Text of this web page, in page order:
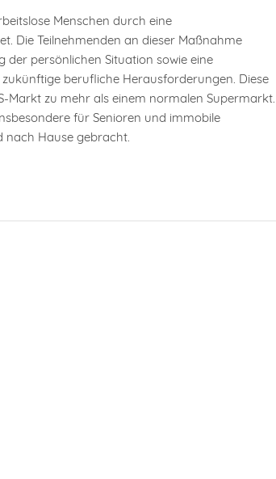
Menschen durch eine
Die Teilnehmenden an dieser Maßnahme
persönlichen Situation sowie eine
berufliche Herausforderungen. Diese
Markt zu mehr als einem normalen Supermarkt.
für Senioren und immobile
nach Hause gebracht.